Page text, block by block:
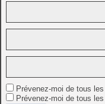
Prévenez-moi de tous
Prévenez-moi de tous